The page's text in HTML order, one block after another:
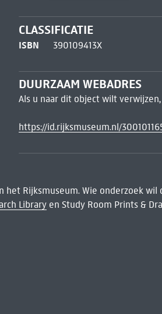
CLASSIFICATIE
ISBN 390109413X
DUURZAAM WEBADRES
Als u naar dit object wilt
https://id.rijksmuseum.nl/
Rijksmuseum. Wie onderzoek
Libraryen Study Room Prints &